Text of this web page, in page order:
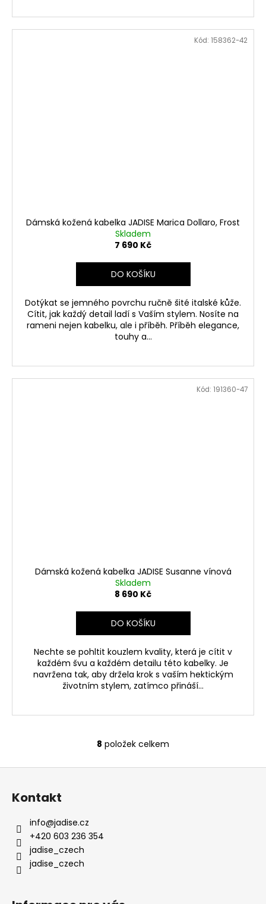
Dámská kožená kabelka JADISE Marica Dollaro, Frost
Skladem
7 690 Kč
DO KOŠÍKU
Dotýkat se jemného povrchu ručně šité italské kůže.
Cítit, jak každý detail ladí s Vaším stylem. Nosíte na
rameni nejen kabelku, ale i příběh. Příběh elegance,
touhy a...
Kód: 158362-42
Dámská kožená kabelka JADISE Susanne vínová
Skladem
8 690 Kč
DO KOŠÍKU
Nechte se pohltit kouzlem kvality, která je cítit v
každém švu a každém detailu této kabelky. Je
navržena tak, aby držela krok s vaším hektickým
životním stylem, zatímco přináší...
Kód: 191360-47
O
v
8 položek celkem
Kontakt
info@jadise.cz
+420 603 236 354
jadise_czech
jadise_czech